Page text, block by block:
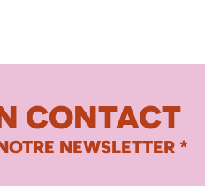
CONTACT
NEWSLETTER *